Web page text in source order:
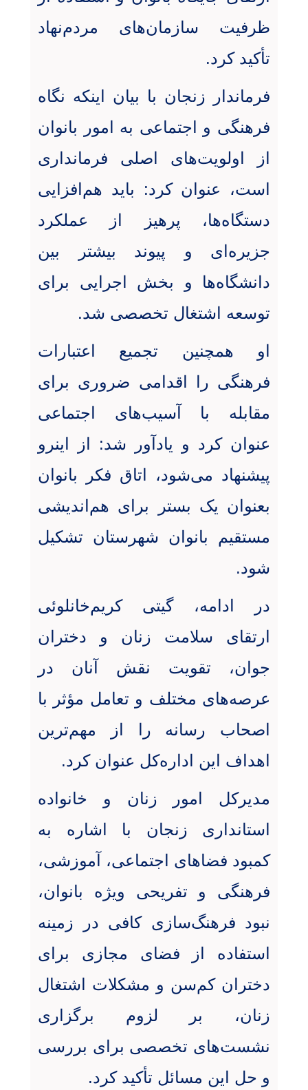
ظرفیت سازمان‌های مردم‌نهاد
تأکید کرد.
فرماندار زنجان با بیان اینکه نگاه
فرهنگی و اجتماعی به امور بانوان
از اولویت‌های اصلی فرمانداری
است، عنوان کرد: باید هم‌افزایی
دستگاه‌ها، پرهیز از عملکرد
جزیره‌ای و پیوند بیشتر بین
دانشگاه‌ها و بخش اجرایی برای
توسعه اشتغال تخصصی شد.
او همچنین تجمیع اعتبارات
فرهنگی را اقدامی ضروری برای
مقابله با آسیب‌های اجتماعی
عنوان کرد و یادآور شد: از اینرو
پیشنهاد می‌شود، اتاق فکر بانوان
بعنوان یک بستر برای هم‌اندیشی
مستقیم بانوان شهرستان تشکیل
شود.
در ادامه، گیتی کریم‌خانلوئی
ارتقای سلامت زنان و دختران
جوان، تقویت نقش آنان در
عرصه‌های مختلف و تعامل مؤثر با
اصحاب رسانه را از مهم‌ترین
اهداف این اداره‌کل عنوان کرد.
مدیرکل امور زنان و خانواده
استانداری زنجان با اشاره به
کمبود فضاهای اجتماعی، آموزشی،
فرهنگی و تفریحی ویژه بانوان،
نبود فرهنگ‌سازی کافی در زمینه
استفاده از فضای مجازی برای
دختران کم‌سن و مشکلات اشتغال
زنان، بر لزوم برگزاری
نشست‌های تخصصی برای بررسی
و حل این مسائل تأکید کرد.